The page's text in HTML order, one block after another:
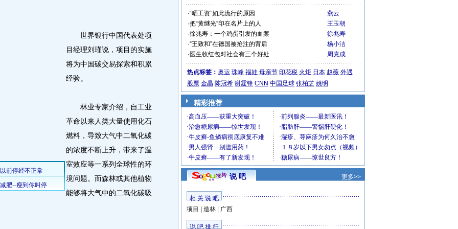
世界银行中国代表处项
目经理刘瑾说，项目的实施
将为中国碳交易探索和积累
经验。
林业专家介绍，自工业
革命以来人类大量使用化石
燃料，导致大气中二氧化碳
的浓度不断上升，带来了温
室效应等一系列全球性的环
境问题。而森林或其他植物
能够将大气中的二氧化碳吸
·“晒工资”如此流行的原因
燕云
·把“黄继光”印在名片上的人
王玉朝
·徐兆寿：一个鸡蛋引发的血案
徐兆寿
·“王致和”在德国被抢注的背后
杨小洁
· 医生收红包对社会有三个好处 周克成
热点标签： 奥运 珠峰 福娃 母亲节 印花税 火炬 日本 赵薇 外遇
股票 金晶 陈冠希 谢霆锋 CNN 中国足球 张柏芝 姚明
精彩推荐
说 吧 更多>>
相 关 说 吧
项目
造林| 广西
说 吧 排 行